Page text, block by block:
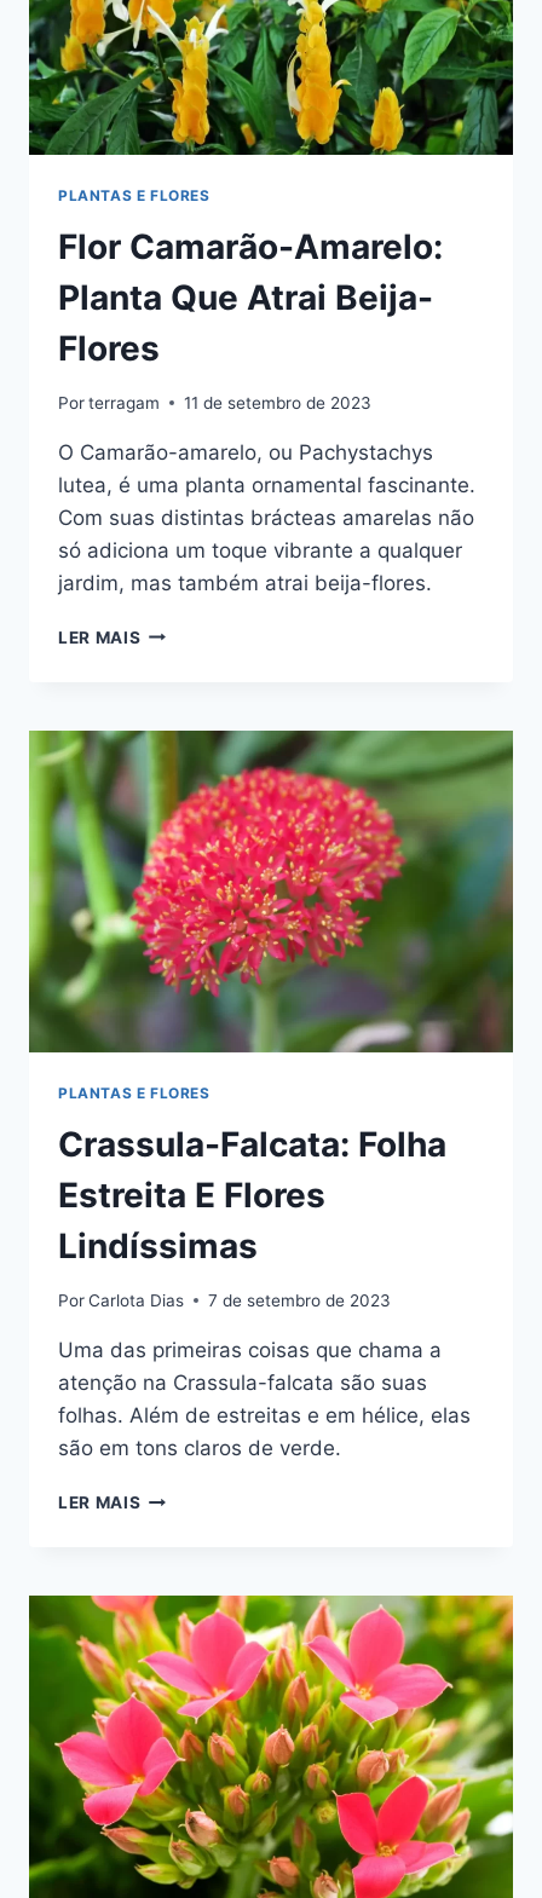
PLANTAS E FLORES
Flor Camarão-Amarelo:
Planta Que Atrai Beija-
Flores
Porterragam 11 de setembro de 2023
O Camarão-amarelo, ou Pachystachys
lutea, é uma planta ornamental fascinante.
Com suas distintas brácteas amarelas não
só adiciona um toque vibrante a qualquer
jardim, mas também atrai beija-flores.
LER MAIS FLOR
QUE
BEIJA-
FLORES
PLANTAS E FLORES
Crassula-Falcata: Folha
Estreita E Flores
Lindíssimas
PorCarlota Dias 7 de setembro de 2023
Uma das primeiras coisas que chama a
atenção na Crassula-falcata são suas
folhas. Além de estreitas e em hélice, elas
são em tons claros de verde.
LER MAIS CRASSULA-
E
FLORES
LINDÍSSIMAS